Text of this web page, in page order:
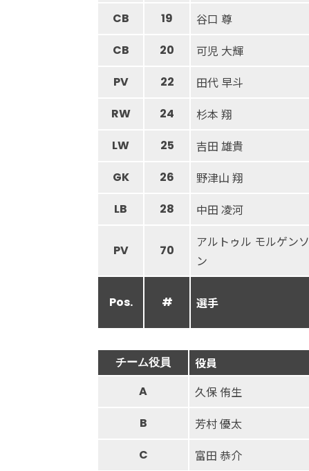
CB
19 谷口 尊
CB
20 可児 大輝
PV
22 田代 早斗
RW 24 杉本 翔
LW
25 吉田 雄貴
GK 26 野津山 翔
LB
28 中田 凌河
PV 70
アルトゥル モルゲンソ
ン
Pos. # 選手
チーム役員 役員
A
久保 侑生
B 芳村 優太
C 富田 恭介